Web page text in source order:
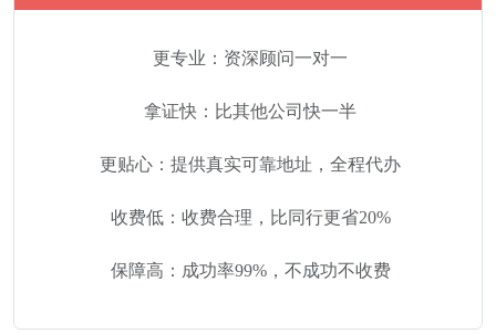
更专业：资深顾问一对一
拿证快：比其他公司快一半
更贴心：提供真实可靠地址，全程代办
收费低：收费合理，比同行更省20%
保障高：成功率99%，不成功不收费